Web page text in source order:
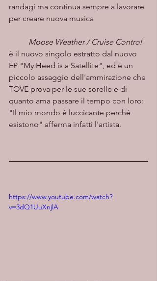
randagi ma continua sempre a lavorare
per creare nuova musica
Moose Weather / Cruise Control
è il nuovo singolo estratto dal nuovo
EP "My Heed is a Satellite", ed è un
piccolo assaggio dell'ammirazione che
TOVE prova per le sue sorelle e di
quanto ama passare il tempo con loro:
"Il mio mondo è luccicante perché
esistono" afferma infatti l'artista.
https://www.youtube.com/watch?
v=3dQ1UuXnjlA